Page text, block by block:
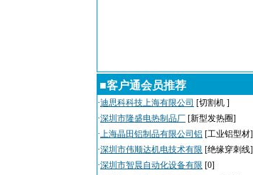
■客户通会员推荐
·迪思科科技上海有限公司 [切割机 ]
·深圳市隆盛电热制品厂 [新型发热圈]
·上海晶田铝制品有限公司铝 [工业铝型材]
·深圳市伟顺达机电技术有限 [绝缘穿刺线]
·深圳市智晨自动化设备有限 [0]